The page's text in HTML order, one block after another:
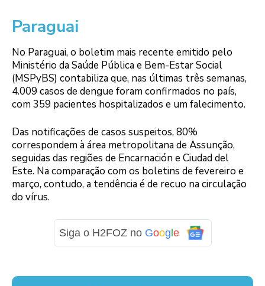
Paraguai
No Paraguai, o boletim mais recente emitido pelo
Ministério da Saúde Pública e Bem-Estar Social
(MSPyBS) contabiliza que, nas últimas três semanas,
4.009 casos de dengue foram confirmados no país,
com 359 pacientes hospitalizados e um falecimento.
Das notificações de casos suspeitos, 80%
correspondem à área metropolitana de Assunção,
seguidas das regiões de Encarnación e Ciudad del
Este. Na comparação com os boletins de fevereiro e
março, contudo, a tendência é de recuo na circulação
do vírus.
Siga o H2FOZ no Google